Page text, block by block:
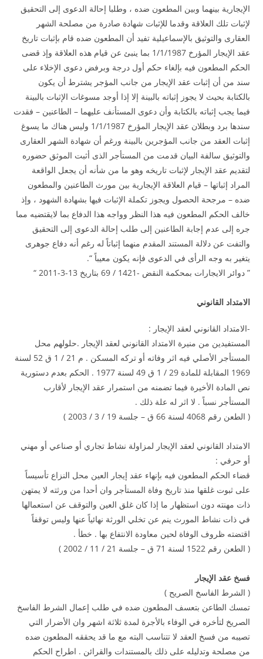
الإيجارية بينهما وبين المطعون ضده ، وطلبا إحالة الدعوى إلى التحقيق
لإثبات تلك العلاقة وقدما للإثبات شهادة صادرة من مصلحة الشهر
العقارى والتوثيق بالإسماعيلية تفيد أن المطعون ضده قام بإثبات تاريخ
عقد الإيجار المؤرخ 1/1/1987 بما ينبئ عن قيام هذه العلاقة وإذ قضى
الحكم المطعون فيه بإلغاء حكم أول درجة وبرفض دعوى الإخلاء على
سند من أن إثبات عقد الإيجار من جانب المؤجر يشترط أن يكون
بالكتابة بحيث لا يجوز إثباته بالبينة إلا إذا أوجد مسوغات الإثبات بالبينة
فيما يجب إثباته بالكتابة وأن دعوى المستأنف عليهما – الطاعنين – فقدت
سندها برد وبطلان عقد الإيجار المؤرخ 1/1/1987 وليس هناك ما يسوغ
إثبات العقد من جانب المؤجرين بالبينة ورغم أن شهادة الشهر العقارى
والتوثيق سالفة البيان قدمت من المستأجر الذى أثبت الموثق حضوره
لتقديم عقد الإيجار لإثبات تاريخه وهو ما من شأنه أن يجعل الواقعة
المراد إثباتها – قيام العلاقة الإيجارية بين مورث الطاعنين والمطعون
ضده – مرجحة الحصول ويجوز تكملة الإثبات فيها بشهادة الشهود ، وإذ
خالف الحكم المطعون فيه هذا النظر وواجه هذا الدفاع بما لايقتضيه مما
جره إلى عدم إجابة الطاعنين إلى طلب إحالة الدعوى إلى التحقيق
والتفت عن دلالة المستند المقدم منهما إثباتاً له رغم أنه دفاع جوهرى
يتغير به وجه الرأى في الدعوى فإنه يكون معيباً “.
” دوائر الايجارات بمحكمة النقض -1421 / 69 بتاريخ 13-3-2011 “
الامتداد القانوني
-الامتداد القانوني لعقد الإيجار :
المستفيدين من منيرة الامتداد القانوني لعقد الإيجار .حلولهم محل
المستأجر الأصلي فيه اثر وفاته أو تركه المسكن . م 21 / 1 ق 52 لسنة
1969 المقابلة للمادة 29 / 1 ق 49 لسنة 1977 . الحكم بعدم دستورية
نص المادة الأخيرة فيما تضمنه من استمرار عقد الإيجار لأقارب
المستأجر نسباً . لا اثر له علة ذلك .
( الطعن رقم 4068 لسنة 66 ق – جلسة 19 / 3 / 2003 )
الامتداد القانوني لعقد الإيجار لمزاولة نشاط تجاري أو صناعي أو مهني
أو حرفي :
قضاء الحكم المطعون فيه بإنهاء عقد إيجار العين محل النزاع تأسيساً
على ثبوت غلقها منذ تاريخ وفاة المستأجر وان أحدا من ورثته لا يمتهن
ذات مهنته دون استظهار ما إذا كان غلق العين والتوقف عن استعمالها
في ذات نشاط المورث ينم عن تخلي الورثة نهائياً عنها وليس توقفاً
اقتضته ظروف الوفاة لحين معاودة الانتفاع بها . خطأ .
( الطعن رقم 1522 لسنة 71 ق – جلسة 21 / 11 / 2002 )
فسخ عقد الإيجار
( الشرط الفاسخ الصريح )
تمسك الطاعن بتعسف المطعون ضده في طلب إعمال الشرط الفاسخ
الصريخ لتأخره في الوفاء بالأجرة لمدة ثلاثة اشهر وان الأضرار التي
تصيبه من فسخ العقد لا تتناسب البته مع ما قد يحققه المطعون ضده
من مصلحة وتدليله على ذلك بالمستندات والقرائن . اطراح الحكم